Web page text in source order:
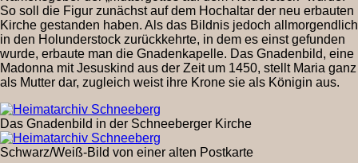
So soll die Figur zunächst auf dem Hochaltar der neu erbauten
Kirche gestanden haben. Als das Bildnis jedoch allmorgendlich
in den Holunderstock zurückkehrte, in dem es einst gefunden
wurde, erbaute man die Gnadenkapelle. Das Gnadenbild, eine
Madonna mit Jesuskind aus der Zeit um 1450, stellt Maria ganz
als Mutter dar, zugleich weist ihre Krone sie als Königin aus.
Das Gnadenbild in der Schneeberger Kirche
Schwarz/Weiß-Bild von einer alten Postkarte